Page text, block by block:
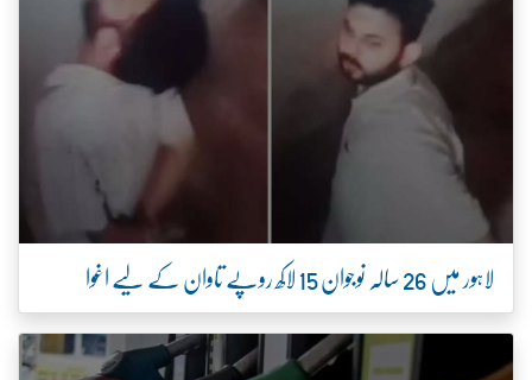
لاہور میں 26 سالہ نوجوان 15 لاکھ روپے تاوان کے لیے اغوا